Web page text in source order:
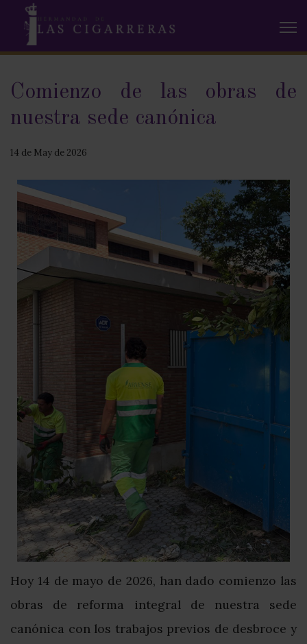
Comienzo de las obras de
nuestra sede canónica
14 de May de 2026
Hoy 14 de mayo de 2026, han dado comienzo las
obras de reforma integral de nuestra sede
canónica con los trabajos previos de desbroce y